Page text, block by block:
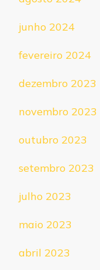
junho 2024
fevereiro 2024
dezembro 2023
novembro 2023
outubro 2023
setembro 2023
julho 2023
maio 2023
abril 2023